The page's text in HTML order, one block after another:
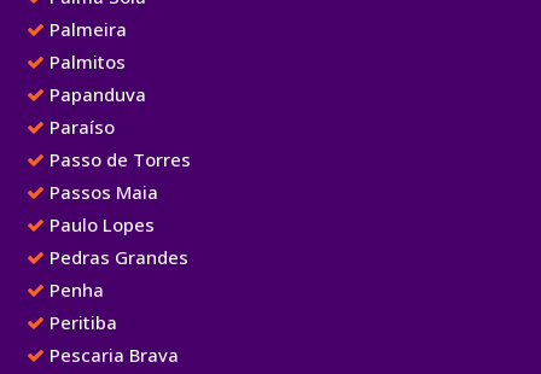
Palmeira
Palmitos
Papanduva
Paraíso
Passo de Torres
Passos Maia
Paulo Lopes
Pedras Grandes
Penha
Peritiba
Pescaria Brava